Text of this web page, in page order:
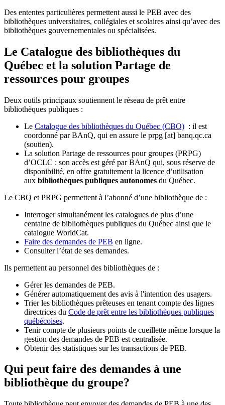
Des ententes particulières permettent aussi le PEB avec des
bibliothèques universitaires, collégiales et scolaires ainsi qu’avec des
bibliothèques gouvernementales ou spécialisées.
Le Catalogue des bibliothèques du
Québec et la solution Partage de
ressources pour groupes
Deux outils principaux soutiennent le réseau de prêt entre
bibliothèques publiques :
Le Catalogue des bibliothèques du Québec (CBQ) : il est
coordonné par BAnQ, qui en assure le prpg [at] banq.qc.ca
(soutien).
La solution Partage de ressources pour groupes (PRPG)
d’OCLC : son accès est géré par BAnQ qui, sous réserve de
disponibilité, en offre gratuitement la licence d’utilisation
aux bibliothèques publiques autonomes du Québec.
Le CBQ et PRPG permettent à l’abonné d’une bibliothèque de :
Interroger simultanément les catalogues de plus d’une
centaine de bibliothèques publiques du Québec ainsi que le
catalogue WorldCat.
Faire des demandes de PEB en ligne.
Consulter l’état de ses demandes.
Ils permettent au personnel des bibliothèques de :
Gérer les demandes de PEB.
Générer automatiquement des avis à l'intention des usagers.
Trier les bibliothèques prêteuses en tenant compte des lignes
directrices du Code de prêt entre les bibliothèques publiques
québécoises.
Tenir compte de plusieurs points de cueillette même lorsque la
gestion des demandes de PEB est centralisée.
Obtenir des statistiques sur les transactions de PEB.
Qui peut faire des demandes à une
bibliothèque du groupe?